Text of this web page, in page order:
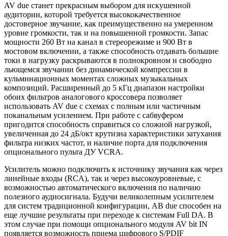
AV due станет прекрасным выбором для искушенной
аудитории, которой требуется высококачественное
достоверное звучание, как преимущественно на умеренном
уровне громкости, так и на повышенной громкости. Запас
мощности 260 Вт на канал в стереорежиме и 900 Вт в
мостовом включении, а также способность отдавать большие
токи в нагрузку раскрываются в полнокровном и свободно
льющемся звучании без динамической компрессии в
кульминационных моментах сложных музыкальных
композиций. Расширенный до 5 кГц диапазон настройки
обоих фильтров аналогового кроссовера позволяет
использовать AV due с схемах с полным или частичным
поканальным усилением. При работе с сабвуфером
пригодится способность справиться со сложной нагрузкой,
увеличенная до 24 дБ/окт крутизна характеристики затухания
фильтра низких частот, и наличие порта для подключения
опционального пульта ДУ VCRA.
Усилитель можно подключить к источнику звучания как через
линейные входы (RCA), так и через высокоуровневые, с
возможностью автоматического включения по наличию
полезного аудиосигнала. Будучи великолепным усилителем
для систем традиционной конфигурации, AB due способен на
еще лучшие результаты при переходе к системам Full DA. В
этом случае при помощи опционального модуля AV bit IN
появляется возможность приема цифрового S/PDIF